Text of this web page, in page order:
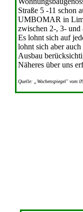
Straße 5 -11 schon
UMBOMAR in
zwischen 2-, 3- und
Es lohnt sich auf
lohnt sich aber
Ausbau
Näheres über uns
Quelle: „Wochenspiegel" vom